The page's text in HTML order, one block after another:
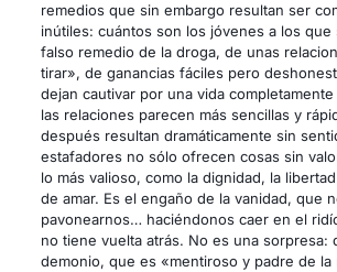
remedios que sin embargo resultan ser
inútiles: cuántos son los jóvenes a los
falso remedio de la droga, de unas
tirar», de ganancias fáciles pero
dejan cautivar por una vida
las relaciones parecen más sencillas y
después resultan dramáticamente sin
estafadores no sólo ofrecen cosas sin
lo más valioso, como la dignidad, la
de amar. Es el engaño de la vanidad, que
pavonearnos… haciéndonos caer en el
no tiene vuelta atrás. No es una sorpresa:
demonio, que es «mentiroso y padre de la